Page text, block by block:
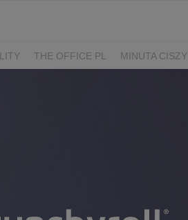
THE OFFICE PL MINUTA CISZY